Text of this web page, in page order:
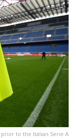
to the Italian Serie A